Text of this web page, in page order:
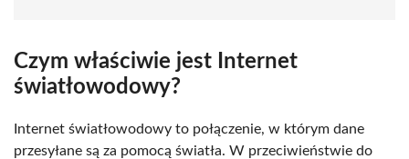
Czym właściwie jest Internet
światłowodowy?
Internet światłowodowy to połączenie, w którym dane
przesyłane są za pomocą światła. W przeciwieństwie do